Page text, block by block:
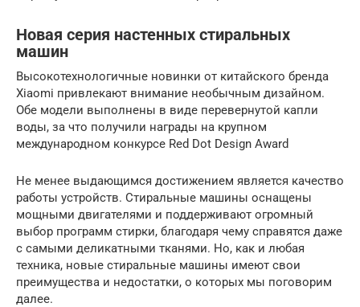
Новая серия настенных стиральных
машин
Высокотехнологичные новинки от китайского бренда
Xiaomi привлекают внимание необычным дизайном.
Обе модели выполнены в виде перевернутой капли
воды, за что получили награды на крупном
международном конкурсе Red Dot Design Award
Не менее выдающимся достижением является качество
работы устройств. Стиральные машины оснащены
мощными двигателями и поддерживают огромный
выбор программ стирки, благодаря чему справятся даже
с самыми деликатными тканями. Но, как и любая
техника, новые стиральные машины имеют свои
преимущества и недостатки, о которых мы поговорим
далее.